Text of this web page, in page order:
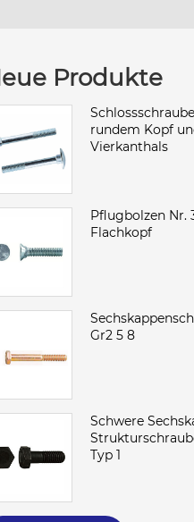
Produkte
rundem Kopf
Vierkanthals
Pflugbolzen Nr.
Flachkopf
Gr2 5 8
Schwere
Typ 1